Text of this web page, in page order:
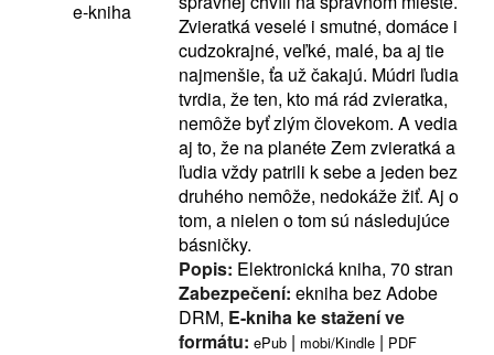
e-kniha
Zvieratká veselé i smutné, domáce i
cudzokrajné, veľké, malé, ba aj tie
najmenšie, ťa už čakajú. Múdri ľudia
tvrdia, že ten, kto má rád zvieratka,
nemôže byť zlým človekom. A vedia
aj to, že na planéte Zem zvieratká a
ľudia vždy patrili k sebe a jeden bez
druhého nemôže, nedokáže žiť. Aj o
tom, a nielen o tom sú následujúce
básničky.
Popis: Elektronická kniha, 70 stran
Zabezpečení: ekniha bez Adobe
DRM, E-kniha ke stažení ve
formátu: ePub | mobi/Kindle | PDF